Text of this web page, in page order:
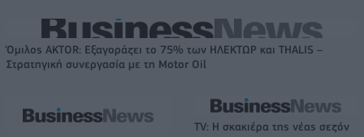
Όμιλος AKTOR: Εξαγοράζει το 75% των ΗΛΕΚΤΩΡ και THALIS –
Στρατηγική συνεργασία με τη Motor Oil
TV: Η σκακιέρα της νέας σεζόν